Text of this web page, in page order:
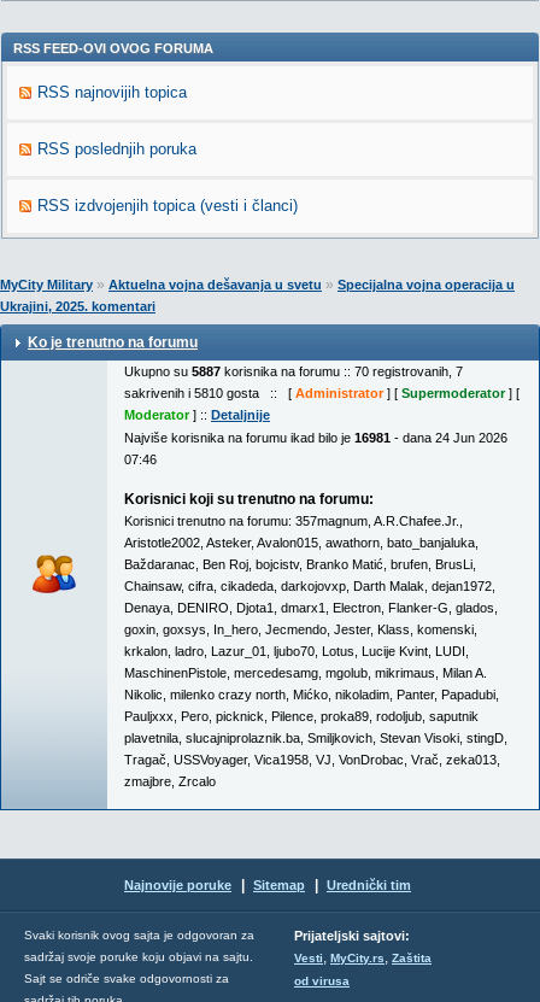
RSS FEED-OVI OVOG FORUMA
RSS najnovijih topica
RSS poslednjih poruka
RSS izdvojenjih topica (vesti i članci)
MyCity Military » Aktuelna vojna dešavanja u svetu » Specijalna vojna operacija u
Ukrajini, 2025. komentari
Ko je trenutno na forumu
Ukupno su 5887 korisnika na forumu :: 70 registrovanih, 7
sakrivenih i 5810 gosta :: [ Administrator] [ Supermoderator] [
Moderator] :: Detaljnije
Najviše korisnika na forumu ikad bilo je 16981 - dana 24 Jun 2026
07:46
Korisnici koji su trenutno na forumu:
Korisnici trenutno na forumu: 357magnum A.R.Chafee.Jr.
Aristotle2002 Asteker, Avalon015 awathorn bato_banjaluka
Baždaranac Ben Roj bojcistv, Branko Matić brufen BrusLi
Chainsaw, cifra cikadeda darkojovxp Darth Malak dejan1972
Denaya DENIRO Djota1 dmarx1 Electron Flanker-G glados
goxin goxsys In_hero Jecmendo Jester, Klass komenski
krkalon ladro Lazur_01 ljubo70 Lotus Lucije Kvint LUDI
MaschinenPistole mercedesamg mgolub mikrimaus Milan A.
Nikolic milenko crazy north Mićko nikoladim Panter, Papadubi
Pauljxxx Pero picknick Pilence proka89 rodoljub saputnik
plavetnila slucajniprolaznik.ba Smiljkovich Stevan Visoki stingD
Tragač USSVoyager, Vica1958 VJ VonDrobac Vrač zeka013
zmajbre Zrcalo
Najnovije poruke Sitemap Urednički tim
Svaki korisnik ovog sajta je odgovoran za
sadržaj svoje poruke koju objavi na sajtu.
Sajt se odriče svake odgovornosti za
Prijateljski sajtovi:
Vesti, MyCity.rs, Zaštita
od virusa